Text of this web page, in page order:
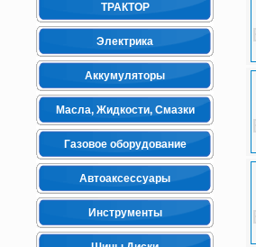
ТРАКТОР
Электрика
Аккумуляторы
Масла, Жидкости, Смазки
Газовое оборудование
Автоаксессуары
Инструменты